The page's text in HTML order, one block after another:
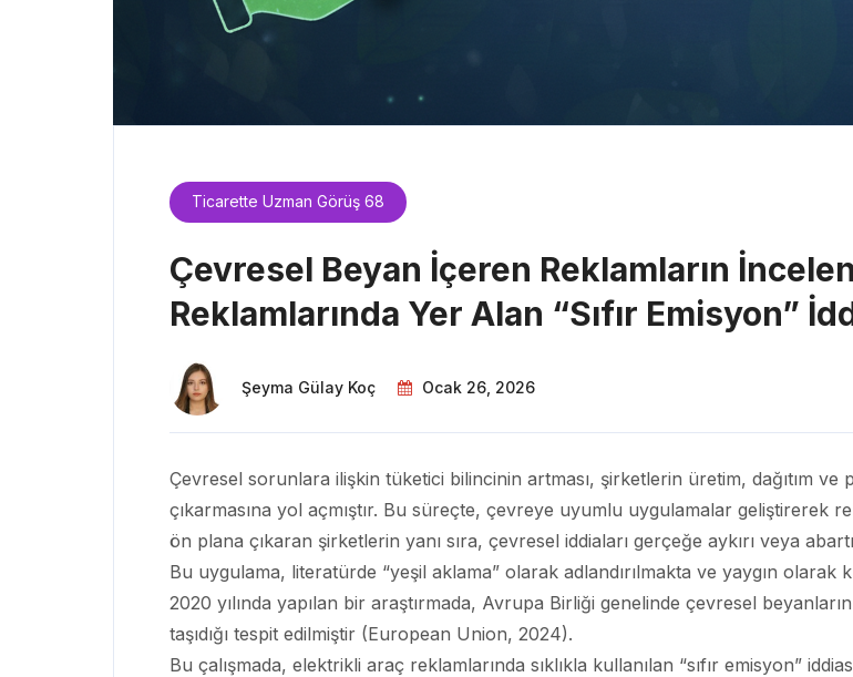
Ticarette Uzman Görüş 68
Çevresel Beyan İçeren Reklamların
Reklamlarında Yer Alan “Sıfır Emisyon”
Şeyma Gülay Koç Ocak 26, 2026
Çevresel sorunlara ilişkin tüketici bilincinin artması, şirketlerin üretim, dağıtım
çıkarmasına yol açmıştır. Bu süreçte, çevreye uyumlu uygulamalar geliştirerek
ön plana çıkaran şirketlerin yanı sıra, çevresel iddiaları gerçeğe aykırı veya
Bu uygulama, literatürde “yeşil aklama” olarak adlandırılmakta ve yaygın olarak
2020 yılında yapılan bir araştırmada, Avrupa Birliği genelinde çevresel
taşıdığı tespit edilmiştir (European Union, 2024).
Bu çalışmada, elektrikli araç reklamlarında sıklıkla kullanılan “sıfır emisyon”